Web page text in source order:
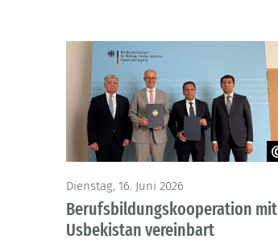
Dienstag, 16. Juni 2026
Berufsbildungskooperation mit
Usbekistan vereinbart